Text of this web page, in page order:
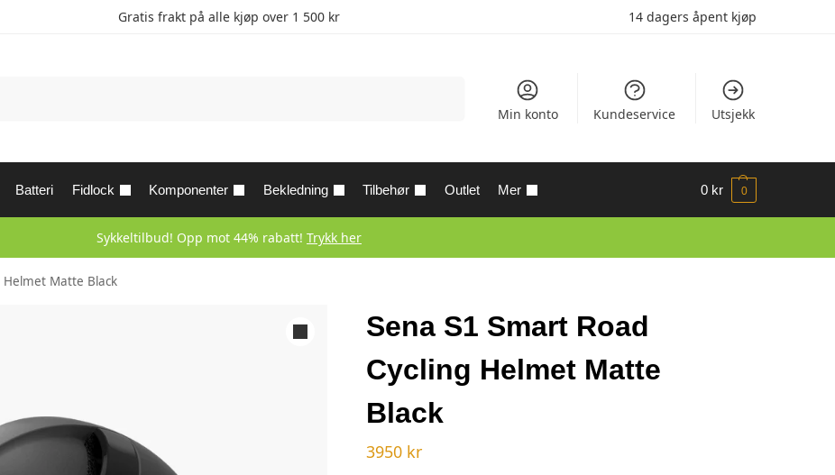
Gratis frakt på alle kjøp over 1 500 kr 14 dagers åpent kjøp
Min konto Kundeservice Utsjekk
Batteri Fidlock Komponenter Bekledning Tilbehør Outlet Mer 0 kr 0
Sykkeltilbud! Opp mot 44% rabatt! Trykk her
Helmet Matte Black
Sena S1 Smart Road
Cycling Helmet Matte
Black
3950 kr